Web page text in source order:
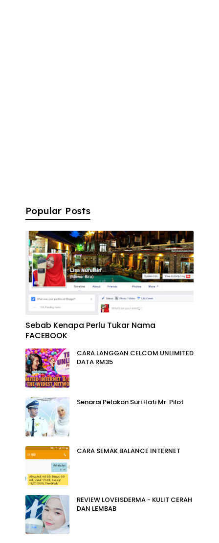
Popular Posts
Sebab Kenapa Perlu Tukar Nama
FACEBOOK
CARA LANGGAN CELCOM UNLIMITED
DATA RM35
Senarai Pelakon Suri Hati Mr. Pilot
CARA SEMAK BALANCE INTERNET
REVIEW LOVEISDERMA - KULIT CERAH
DAN LEMBAB